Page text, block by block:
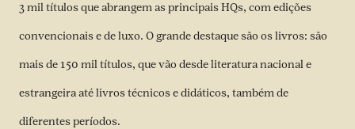
3 mil títulos que abrangem as principais HQs, com edições
convencionais e de luxo. O grande destaque são os livros: são
mais de 150 mil títulos, que vão desde literatura nacional e
estrangeira até livros técnicos e didáticos, também de
diferentes períodos.